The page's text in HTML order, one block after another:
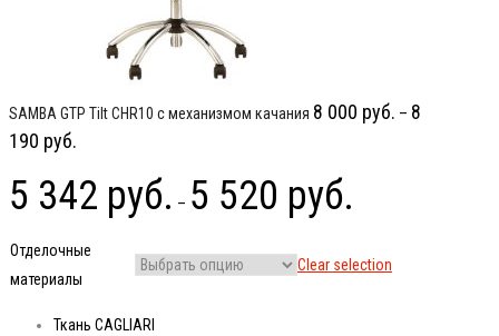
SAMBA GTP Tilt CHR10 с механизмом качания 8 000 руб. – 8
190 руб.
5 342 руб. – 5 520 руб.
Отделочные
материалы
Clear selection
Ткань CAGLIARI